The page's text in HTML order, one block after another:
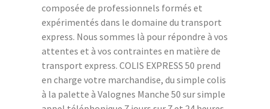
composée de professionnels formés et
expérimentés dans le domaine du transport
express. Nous sommes là pour répondre à vos
attentes et à vos contraintes en matière de
transport express. COLIS EXPRESS 50 prend
en charge votre marchandise, du simple colis
à la palette à Valognes Manche 50 sur simple